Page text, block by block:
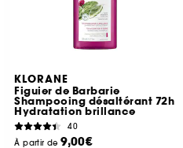
KLORANE
Figuier de Barbarie
Shampooing désaltérant 72h
Hydratation brillance
40
À partir de9,00€